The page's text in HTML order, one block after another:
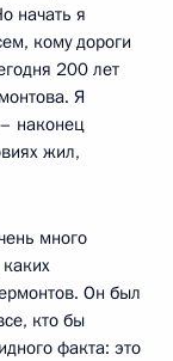
начать я
кому дороги
200 лет
Я
– наконец
жил,
много
Он был
кто бы
факта: это